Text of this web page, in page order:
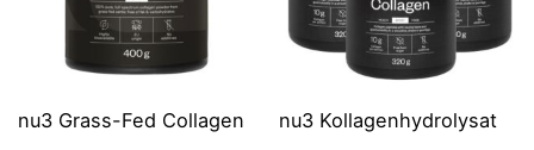
nu3 Grass-Fed Collagen
nu3 Kollagenhydrolysat